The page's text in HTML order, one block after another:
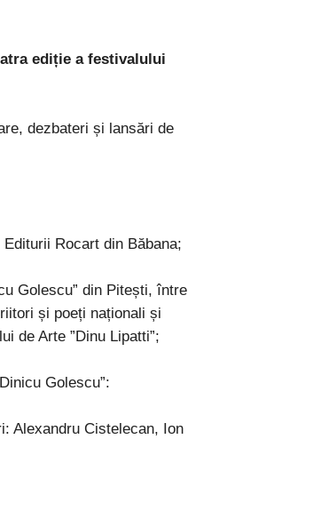
ediție a festivalului
dezbateri și lansări de
Rocart din Băbana;
Golescu” din Pitești, între
și poeți naționali și
de Arte ”Dinu Lipatti”;
Golescu”:
Alexandru Cistelecan, Ion